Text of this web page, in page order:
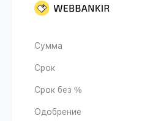
Сумма
Срок
Срок без %
Одобрение